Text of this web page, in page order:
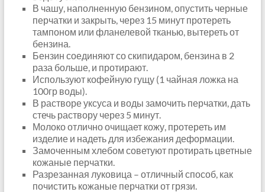
В чашу, наполненную бензином, опустить черные
перчатки и закрыть, через 15 минут протереть
тампоном или фланелевой тканью, вытереть от
бензина.
Бензин соединяют со скипидаром, бензина в 2
раза больше, и протирают.
Используют кофейную гущу (1 чайная ложка на
100гр воды).
В растворе уксуса и воды замочить перчатки, дать
стечь раствору через 5 минут.
Молоко отлично очищает кожу, протереть им
изделие и надеть для избежания деформации.
Замоченным хлебом советуют протирать цветные
кожаные перчатки.
Разрезанная луковица – отличный способ, как
почистить кожаные перчатки от грязи.